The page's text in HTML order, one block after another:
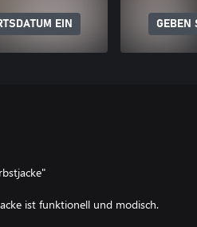
EIN GEBEN
ist funktionell und modisch.